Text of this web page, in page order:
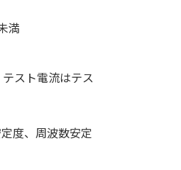
満
スト電流はテス
度、周波数安定